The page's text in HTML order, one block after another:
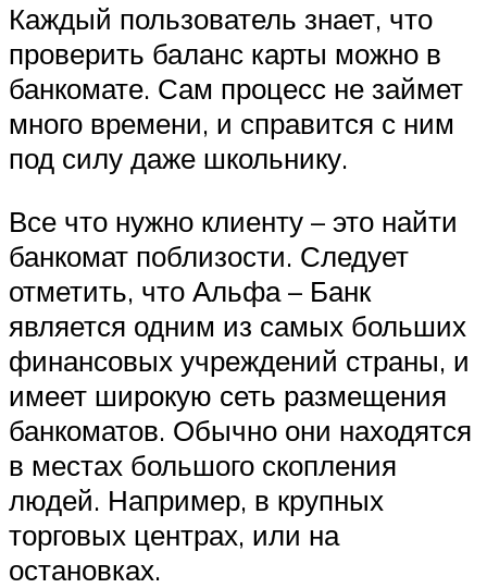
Каждый пользователь знает, что
проверить баланс карты можно в
банкомате. Сам процесс не займет
много времени, и справится с ним
под силу даже школьнику.
Все что нужно клиенту – это найти
банкомат поблизости. Следует
отметить, что Альфа – Банк
является одним из самых больших
финансовых учреждений страны, и
имеет широкую сеть размещения
банкоматов. Обычно они находятся
в местах большого скопления
людей. Например, в крупных
торговых центрах, или на
остановках.